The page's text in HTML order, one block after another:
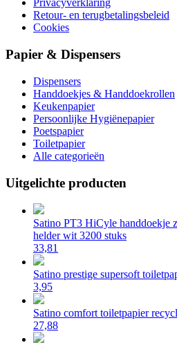
Privacyverklaring
Retour- en terugbetalingsbeleid
Cookies
Papier & Dispensers
Dispensers
Handdoekjes & Handdoekrollen
Keukenpapier
Persoonlijke Hygiënepapier
Poetspapier
Toiletpapier
Alle categorieën
Uitgelichte producten
Satino PT3 HiCyle handdoekje
helder wit 3200 stuks
33,81
Satino prestige supersoft
3,95
Satino comfort toiletpapier
27,88